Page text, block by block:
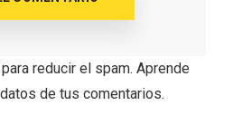
reducir el spam. Aprende
de tus comentarios.